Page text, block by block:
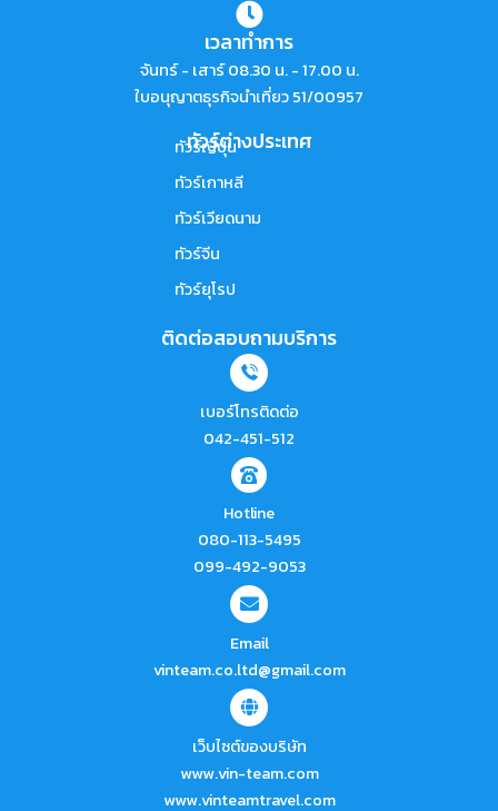
เวลาทำการ
จันทร์ - เสาร์ 08.30 น. - 17.00 น.
ใบอนุญาตธุรกิจนำเที่ยว 51/00957
ทัวร์ต่างประเทศ
ทัวร์ญี่ปุ่น
ทัวร์เกาหลี
ทัวร์เวียดนาม
ทัวร์จีน
ทัวร์ยุโรป
ติดต่อสอบถามบริการ
เบอร์โทรติดต่อ
042-451-512
Hotline
080-113-5495
099-492-9053
Email
vinteam.co.ltd@gmail.com
เว็บไซต์ของบริษัท
www.vin-team.com
www.vinteamtravel.com